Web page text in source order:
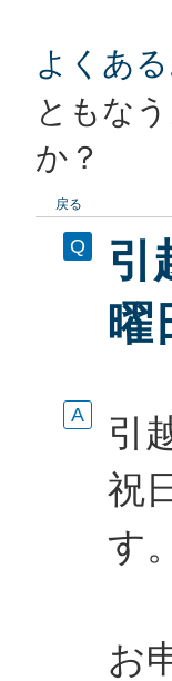
よくあ
ともな
か？
戻る
引
曜
引
祝
す。
お